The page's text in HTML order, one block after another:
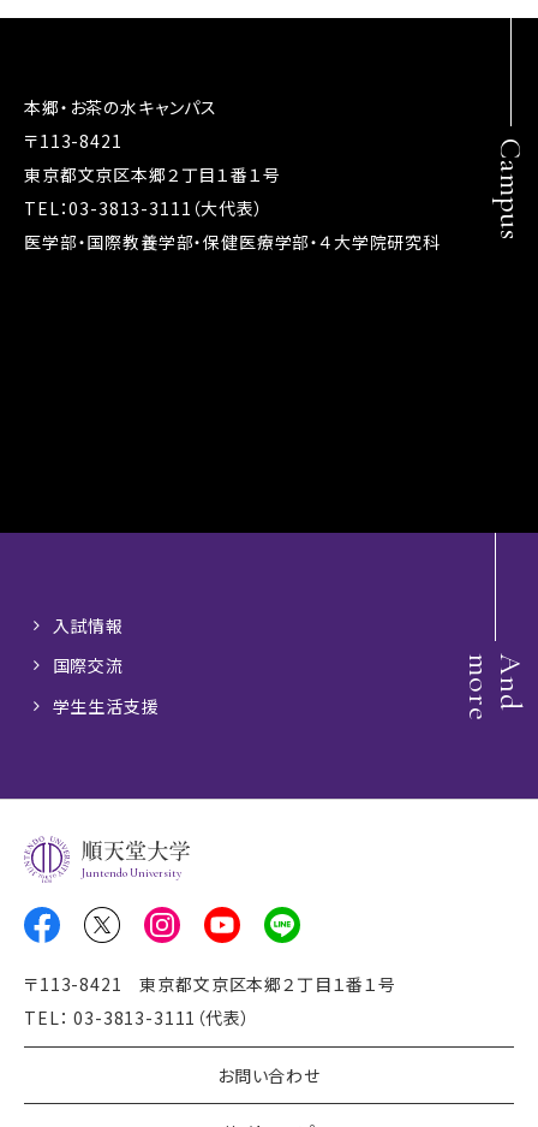
Campus
本郷・お茶の水キャンパス
〒113-8421
東京都文京区本郷２丁目１番１号
TEL：03-3813-3111（大代表）
医学部・国際教養学部・保健医療学部・４大学院研究科
A
n
d
m
o
r
e
入試情報
国際交流
学生生活支援
Juntendo University
〒113-8421 東京都文京区本郷２丁目１番１号
TEL： 03-3813-3111（代表）
お問い合わせ